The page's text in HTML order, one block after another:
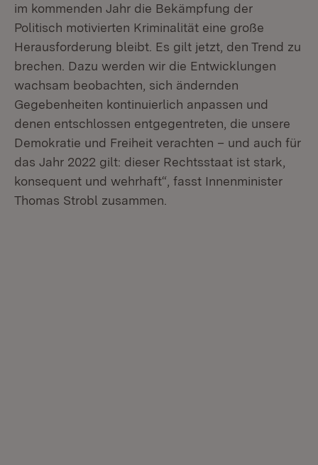
im kommenden Jahr die Bekämpfung der
Politisch motivierten Kriminalität eine große
Herausforderung bleibt. Es gilt jetzt, den Trend zu
brechen. Dazu werden wir die Entwicklungen
wachsam beobachten, sich ändernden
Gegebenheiten kontinuierlich anpassen und
denen entschlossen entgegentreten, die unsere
Demokratie und Freiheit verachten – und auch für
das Jahr 2022 gilt: dieser Rechtsstaat ist stark,
konsequent und wehrhaft“, fasst Innenminister
Thomas Strobl zusammen.